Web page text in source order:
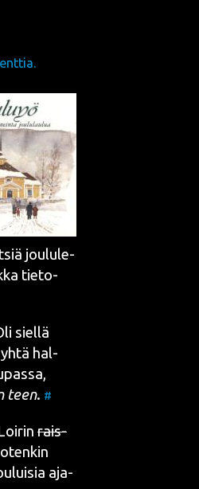
jou­lu­le­
tie­to­
siel­lä
yhtä hal­
teen. #
rais­
aja­